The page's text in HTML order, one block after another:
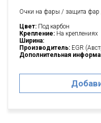
Очки на фары / защита фар
Цвет: Под карбон
Крепление: На креплениях
Ширина:
Производитель: EGR
Дополнительная